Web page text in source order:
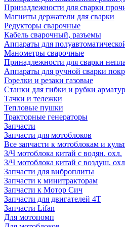
Принадлежности для сварки
Магниты держатели для сварки
Редукторы сварочные
Кабель сварочный, разъемы
Аппараты для
Манометры сварочные
Принадлежности для сварки
Аппараты для ручной сварки
Горелки и резаки газовые
Станки для гибки и рубки
Тачки и тележки
Тепловые пушки
Тракторные генераторы
Запчасти
Запчасти для мотоблоков
Все запчасти к мотоблокам и
З/Ч мотоблока китай с водян. охл.
З/Ч мотоблока китай с воздуш.
Запчасти для виброплиты
Запчасти к минитракторам
Запчасти к Мотор Сич
Запчасти для двигателей 4Т
Запчасти Lifan
Для мотопомп